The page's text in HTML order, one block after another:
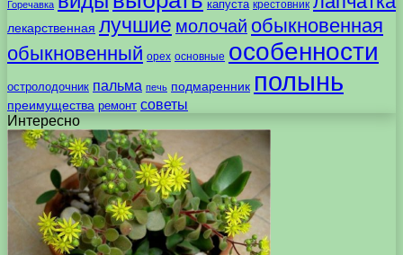
Горечавка капуста крестовник
лекарственная лучшие молочай обыкновенная
обыкновенный орех основные особенности
остролодочник пальма печь подмаренник полынь
преимущества ремонт советы
Интересно